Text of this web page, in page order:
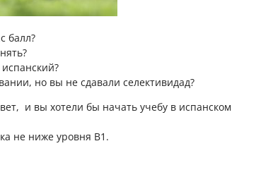
балл?
но вы не сдавали селективидад?
и вы хотели бы начать учебу в испанском
не ниже уровня В1.